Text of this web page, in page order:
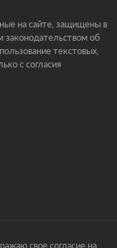
на сайте, защищены в
законодательством об
текстовых,
с согласия
свое согласие на